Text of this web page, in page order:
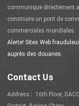
communique directement
construire un pont de
commerciales mondiales.
Alerte! Sites Web
auprès des douanes.
Contact Us
Address：16th Floor,